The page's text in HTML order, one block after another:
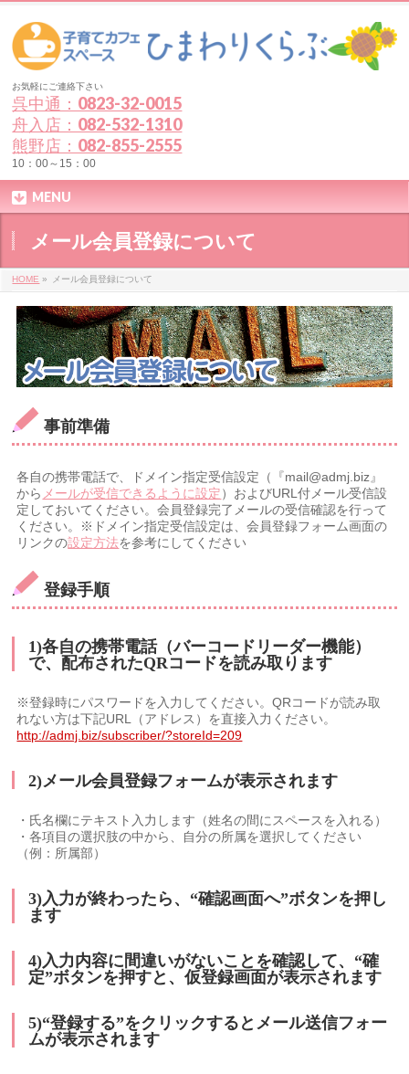
お気軽にご連絡下さい
呉中通：0823-32-0015
舟入店：082-532-1310
熊野店：082-855-2555
10：00～15：00
MENU
メール会員登録について
HOME » メール会員登録について
事前準備
各自の携帯電話で、ドメイン指定受信設定（『mail@admj.biz』
から メールが受信できるように設定）およびURL付メール受信設
定しておいてください。会員登録完了メールの受信確認を行って
ください。※ドメイン指定受信設定は、会員登録フォーム画面の
リンクの設定方法を参考にしてください
登録手順
1)各自の携帯電話（バーコードリーダー機能）
で、配布されたQRコードを読み取ります
※登録時にパスワードを入力してください。QRコードが読み取
れない方は下記URL（アドレス）を直接入力ください。
http://admj.biz/subscriber/?storeId=209
2)メール会員登録フォームが表示されます
・氏名欄にテキスト入力します（姓名の間にスペースを入れる）
・各項目の選択肢の中から、自分の所属を選択してください
（例：所属部）
3)入力が終わったら、“確認画面へ”ボタンを押し
ます
4)入力内容に間違いがないことを確認して、“確
定”ボタンを押すと、仮登録画面が表示されます
5)“登録する”をクリックするとメール送信フォー
ムが表示されます